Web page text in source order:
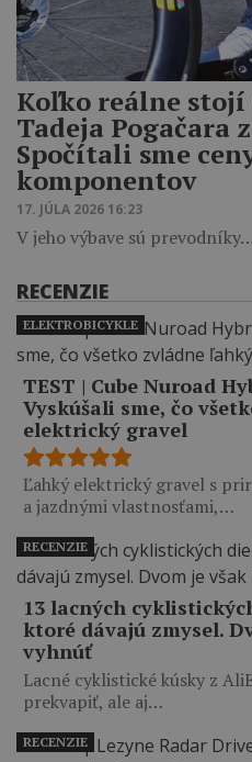
Koľko reálne stojí
Tadeja Pogačara
Spočítali sme
komponentov
17. JÚLA 2026 16:23
V jeho výbave sú
RECENZIE
TEST | Cube Nuroad
Vyskúšali sme, čo
elektrický gravel
Ľahký elektrický gravel s
a jazdnými vlastnosťami,…
ELEKTROBICYKLE
13 lacných
ktoré dávajú zmysel.
vyhnúť
Lacné cyklistické kúsky z
prekvapiť, ale aj…
RECENZIE
RECENZIE